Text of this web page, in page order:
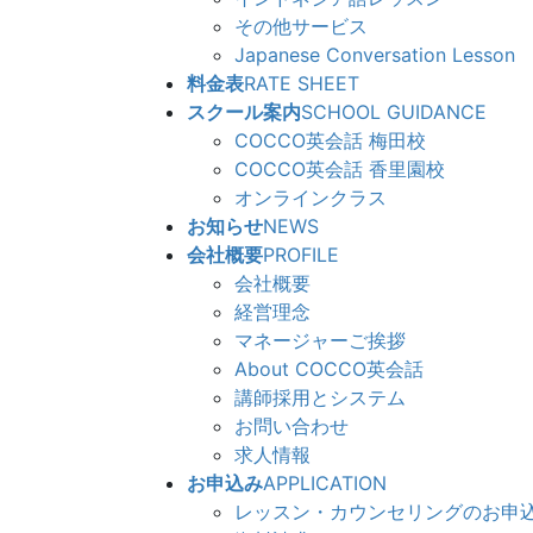
その他サービス
Japanese Conversation Lesson
料金表RATE SHEET
スクール案内SCHOOL GUIDANCE
COCCO英会話 梅田校
COCCO英会話 香里園校
オンラインクラス
お知らせNEWS
会社概要PROFILE
会社概要
経営理念
マネージャーご挨拶
About COCCO英会話
講師採用とシステム
お問い合わせ
求人情報
お申込みAPPLICATION
レッスン・カウンセリングのお申